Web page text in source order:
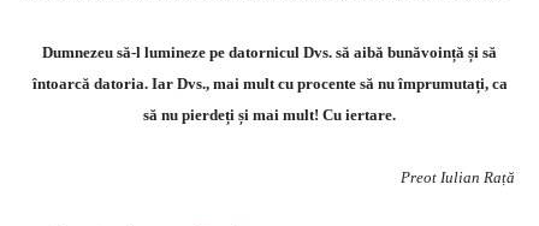
Dumnezeu să-l lumineze pe datornicul Dvs. să aibă bunăvoință și să
întoarcă datoria. Iar Dvs., mai mult cu procente să nu împrumutați, ca
să nu pierdeți și mai mult! Cu iertare.
Preot Iulian Rață